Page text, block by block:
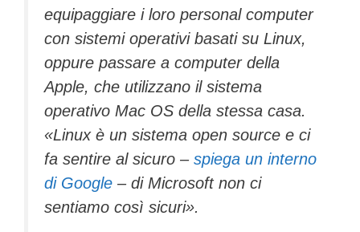
equipaggiare i loro personal computer
con sistemi operativi basati su Linux,
oppure passare a computer della
Apple, che utilizzano il sistema
operativo Mac OS della stessa casa.
«Linux è un sistema open source e ci
fa sentire al sicuro – spiega un interno
di Google – di Microsoft non ci
sentiamo così sicuri».